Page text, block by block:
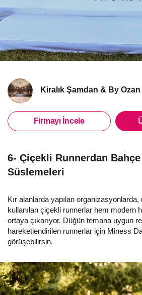
Kiralık Şamdan & By
Firmayı İncele
6- Çiçekli Runnerdan Bahçe
Süslemeleri
Kır alanlarda yapılan
kullanılan çiçekli runnerlar hem modern
ortaya çıkarıyor. Düğün temana uygun
hareketlendirilen runnerlar için Miness
görüşebilirsin.